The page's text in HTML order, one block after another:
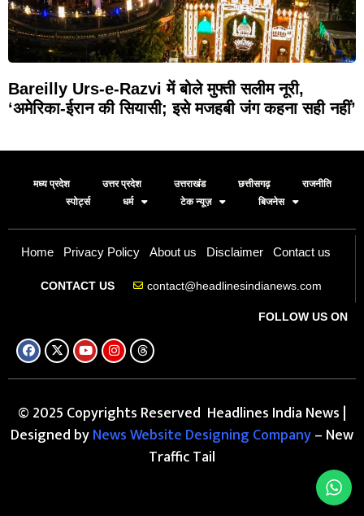
Bareilly Urs-e-Razvi में बोले मुफ्ती सलीम नूरी,
‘अमेरिका-ईरान की सियासी; इसे मजहबी जंग कहना सही नहीं’
मध्य प्रदेश उत्तर प्रदेश उत्तराखंड छत्तीसगढ़
राजनीति
स्पोर्ट्स
धर्म टेक न्यूज़ बिजनेस
Home Privacy Policy About us Disclaimer Contact us
CONTACT US contact@headlinesindianews.com
FOLLOW US ON
© 2025 Copyrights Reserved Headlines India News |
Designed byNews Website Designing Company– New
Traffic Tail